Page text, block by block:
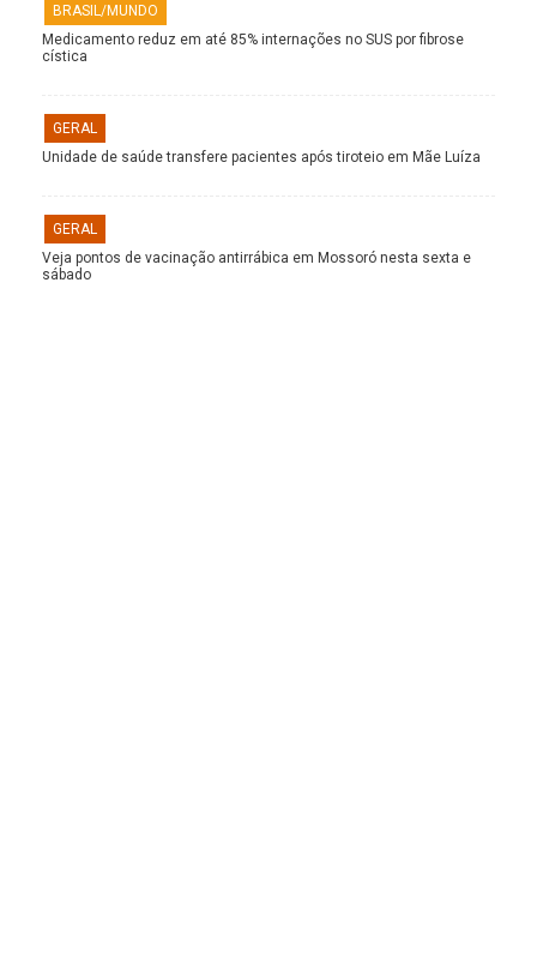
BRASIL/MUNDO
Medicamento reduz em até 85% internações no SUS por fibrose
cística
GERAL
Unidade de saúde transfere pacientes após tiroteio em Mãe Luíza
GERAL
Veja pontos de vacinação antirrábica em Mossoró nesta sexta e
sábado